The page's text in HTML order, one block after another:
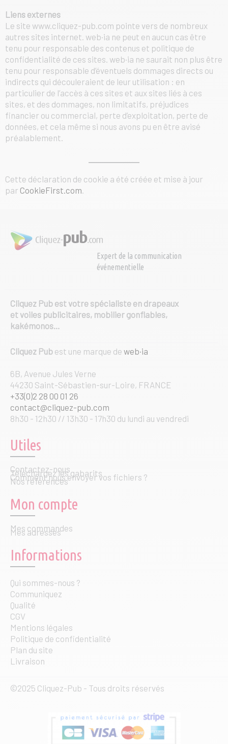
Liens externes
Le site www.cliquez-pub.com pointe vers de nombreux
autres sites internet. web·ia ne peut en aucun cas être
tenu pour responsable des contenus et politique de
confidentialité de ces sites. web·ia ne saurait non plus être
tenu pour responsable d’éventuels dommages directs ou
indirects qui découleraient de leur utilisation : en
particulier de l’accès à ces sites et aux sites liés à ces
sites, et des dommages, non limitatifs, préjudices
financier ou commercial, perte d’exploitation, perte de
données, et cela même si nous avons pu en être avisé
préalablement.
Cette déclaration de cookie a été créée et mise à jour
par CookieFirst.com
Expert de la communication
événementielle
Cliquez Pub est votre spécialiste en drapeaux
et voiles publicitaires, mobilier gonflables,
kakémonos…
Cliquez Pub est une marque de web·ia
6B, Avenue Jules Verne
44230 Saint-Sébastien-sur-Loire, FRANCE
+33(0)2 28 00 01 26
contact@cliquez-pub.com
8h30 - 12h30 // 13h30 - 17h30 du lundi au vendredi
Utiles
Contactez-nous
Téléchargez les gabarits
Comment nous envoyer vos fichiers ?
Nos références
Mon compte
Mes commandes
Mes adresses
Informations
Qui sommes-nous ?
Communiquez
Qualité
CGV
Mentions légales
Politique de confidentialité
Plan du site
Livraison
©2025 Cliquez-Pub - Tous droits réservés